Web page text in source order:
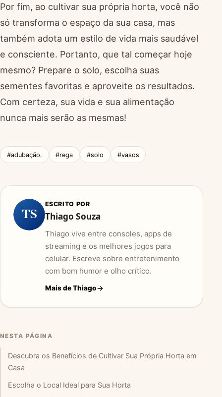
Por fim, ao cultivar sua própria horta, você não
só transforma o espaço da sua casa, mas
também adota um estilo de vida mais saudável
e consciente. Portanto, que tal começar hoje
mesmo? Prepare o solo, escolha suas
sementes favoritas e aproveite os resultados.
Com certeza, sua vida e sua alimentação
nunca mais serão as mesmas!
#adubação. #rega #solo #vasos
TS
ESCRITO POR
Thiago Souza
Thiago vive entre consoles, apps de
streaming e os melhores jogos para
celular. Escreve sobre entretenimento
com bom humor e olho crítico.
Mais de Thiago
NESTA PÁGINA
Descubra os Benefícios de Cultivar Sua Própria Horta em
Casa
Escolha o Local Ideal para Sua Horta